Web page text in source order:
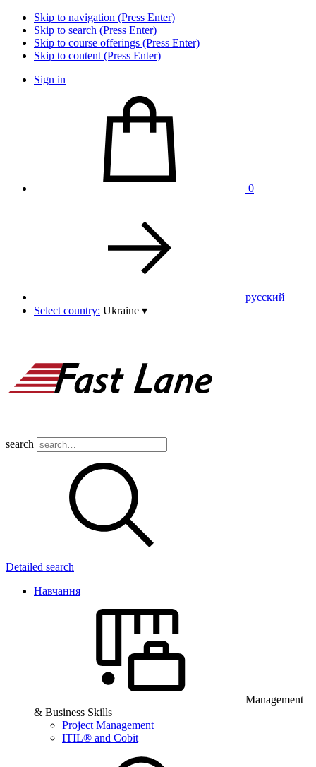
Skip to navigation (Press Enter)
Skip to search (Press Enter)
Skip to course offerings (Press Enter)
Skip to content (Press Enter)
Sign in
0
pусский
Select country: Ukraine ▾
search
Detailed search
Навчання
Management
& Business Skills
Project Management
ITIL® and Cobit